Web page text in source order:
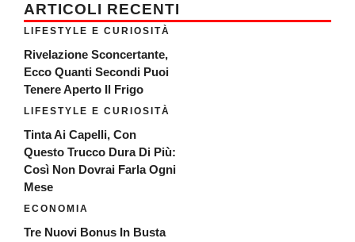
ARTICOLI RECENTI
LIFESTYLE E CURIOSITÀ
Rivelazione Sconcertante,
Ecco Quanti Secondi Puoi
Tenere Aperto Il Frigo
LIFESTYLE E CURIOSITÀ
Tinta Ai Capelli, Con
Questo Trucco Dura Di Più:
Così Non Dovrai Farla Ogni
Mese
ECONOMIA
Tre Nuovi Bonus In Busta